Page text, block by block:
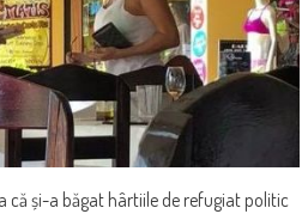
că și-a băgat hârtiile de refugiat politic